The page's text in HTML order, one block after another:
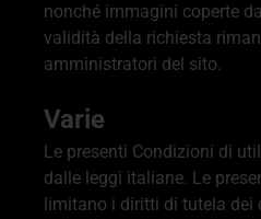
nonché immagini coperte
validità della richiesta
amministratori del sito.
Varie
Le presenti Condizioni di
dalle leggi italiane. Le
limitano i diritti di tutela dei